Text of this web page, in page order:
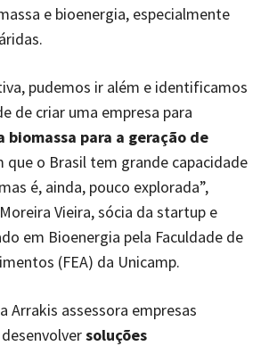
e bioenergia, especialmente
pudemos ir além e identificamos
de criar uma empresa para
biomassa para a geração de
que o Brasil tem grande capacidade
é, ainda, pouco explorada”,
Vieira, sócia da startup e
em Bioenergia pela Faculdade de
(FEA) da Unicamp.
Arrakis assessora empresas
soluções